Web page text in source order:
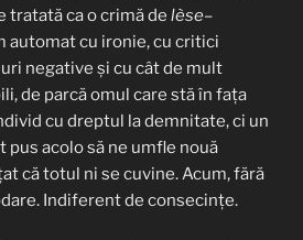
tratată ca o crimă de lèse–
automat cu ironie, cu critici
negative și cu cât de mult
de parcă omul care stă în fața
cu dreptul la demnitate, ci un
pus acolo să ne umfle nouă
că totul ni se cuvine. Acum, fără
Indiferent de consecințe.